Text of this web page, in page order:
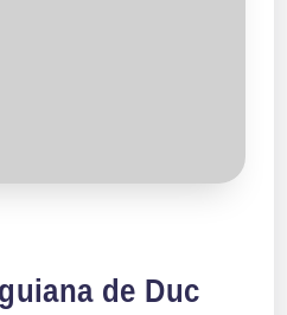
de Duc